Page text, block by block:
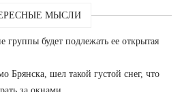
МЫСЛИ
группы будет подлежать ее открытая
Брянска, шел такой густой снег, что